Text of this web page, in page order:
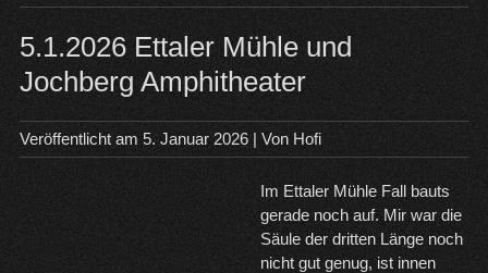
5.1.2026 Ettaler Mühle und
Jochberg Amphitheater
Veröffentlicht am 5. Januar 2026| Von Hofi
Im Ettaler Mühle Fall bauts
gerade noch auf. Mir war die
Säule der dritten Länge noch
nicht gut genug, ist innen